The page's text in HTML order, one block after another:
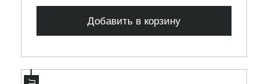
Добавить в корзину